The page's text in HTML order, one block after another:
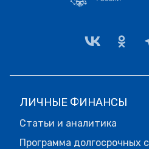
ЛИЧНЫЕ ФИНАНСЫ
Статьи и аналитика
Программа долгосрочных